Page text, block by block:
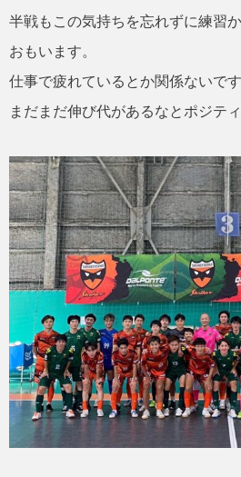
半戦もこの気持ちを忘れずに練習
おもいます。
仕事で疲れているとか関係ないです
まだまだ伸び代があるなとポジテ